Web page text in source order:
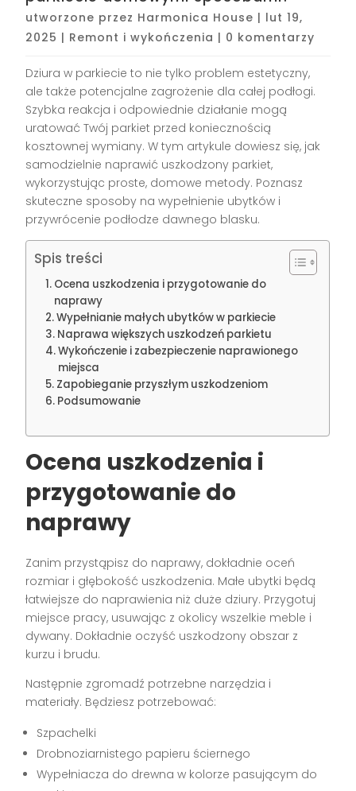
utworzone przez Harmonica House | lut 19,
2025 | Remont i wykończenia | 0 komentarzy
Dziura w parkiecie to nie tylko problem estetyczny,
ale także potencjalne zagrożenie dla całej podłogi.
Szybka reakcja i odpowiednie działanie mogą
uratować Twój parkiet przed koniecznością
kosztownej wymiany. W tym artykule dowiesz się, jak
samodzielnie naprawić uszkodzony parkiet,
wykorzystując proste, domowe metody. Poznasz
skuteczne sposoby na wypełnienie ubytków i
przywrócenie podłodze dawnego blasku.
Spis treści
Ocena uszkodzenia i przygotowanie do
naprawy
Wypełnianie małych ubytków w parkiecie
Naprawa większych uszkodzeń parkietu
Wykończenie i zabezpieczenie naprawionego
miejsca
Zapobieganie przyszłym uszkodzeniom
Podsumowanie
Ocena uszkodzenia i
przygotowanie do
naprawy
Zanim przystąpisz do naprawy, dokładnie oceń
rozmiar i głębokość uszkodzenia. Małe ubytki będą
łatwiejsze do naprawienia niż duże dziury. Przygotuj
miejsce pracy, usuwając z okolicy wszelkie meble i
dywany. Dokładnie oczyść uszkodzony obszar z
kurzu i brudu.
Następnie zgromadź potrzebne narzędzia i
materiały. Będziesz potrzebować:
Szpachelki
Drobnoziarnistego papieru ściernego
Wypełniacza do drewna w kolorze pasującym do